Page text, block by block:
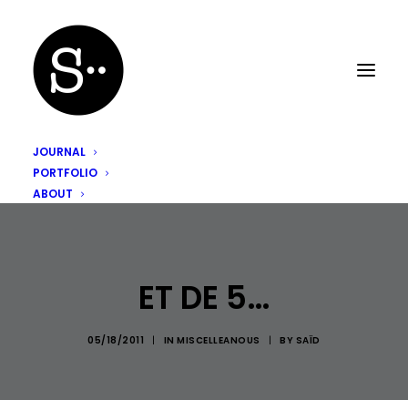
JOURNAL
PORTFOLIO
ABOUT
ET DE 5…
05/18/2011 | INMISCELLEANOUS | BY SAÏD